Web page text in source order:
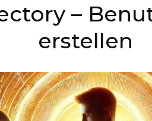
–
erstellen